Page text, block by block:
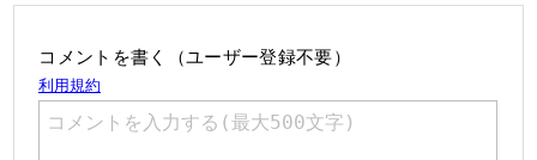
コメントを書く（ユーザー登録不要）